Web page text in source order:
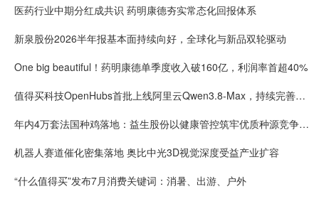
医药行业中期分红成共识 药明康德夯实常态化回报体系
新泉股份2026半年报基本面持续向好，全球化与新品双轮驱动
One big beautiful！药明康德单季度收入破160亿，利润率首超40%
值得买科技OpenHubs首批上线阿里云Qwen3.8-Max，持续完善企业多模型服务
年内4万套法国种鸡落地：益生股份以健康管控筑牢优质种源竞争壁垒
机器人赛道催化密集落地 奥比中光3D视觉深度受益产业扩容
“什么值得买”发布7月消费关键词：消暑、出游、户外